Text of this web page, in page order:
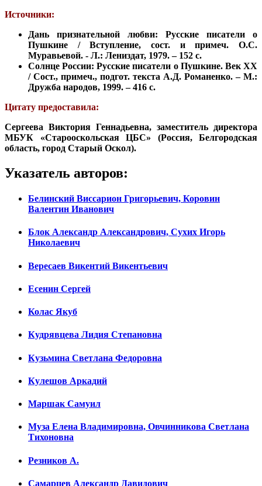
Источники:
Дань признательной любви: Русские писатели о
Пушкине / Вступление, сост. и примеч. О.С.
Муравьевой. - Л.: Лениздат, 1979. – 152 с.
Солнце России: Русские писатели о Пушкине. Век XX
/ Сост., примеч., подгот. текста А.Д. Романенко. – М.:
Дружба народов, 1999. – 416 с.
Цитату предоставила:
Сергеева Виктория Геннадьевна, заместитель директора
МБУК «Старооскольская ЦБС» (Россия, Белгородская
область, город Старый Оскол).
Указатель авторов:
Белинский Виссарион Григорьевич, Коровин
Валентин Иванович
Блок Александр Александрович, Сухих Игорь
Николаевич
Вересаев Викентий Викентьевич
Есенин Сергей
Колас Якуб
Кудрявцева Лидия Степановна
Кузьмина Светлана Федоровна
Кулешов Аркадий
Маршак Самуил
Муза Елена Владимировна, Овчинникова Светлана
Тихоновна
Резников А.
Самарцев Александр Давидович